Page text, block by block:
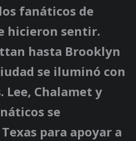
fanáticos de
hicieron sentir.
hasta Brooklyn
se iluminó con
Lee, Chalamet y
se
para apoyar a